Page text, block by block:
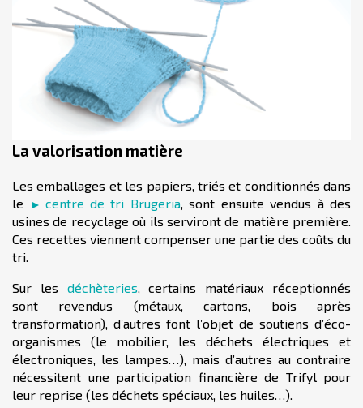
La valorisation matière
Les emballages et les papiers, triés et conditionnés dans
le
centre de tri Brugeria, sont ensuite vendus à des
usines de recyclage où ils serviront de matière première.
Ces recettes viennent compenser une partie des coûts du
tri.
Sur les déchèteries, certains matériaux réceptionnés
sont revendus (métaux, cartons, bois après
transformation), d’autres font l’objet de soutiens d’éco-
organismes (le mobilier, les déchets électriques et
électroniques, les lampes…), mais d’autres au contraire
nécessitent une participation financière de Trifyl pour
leur reprise (les déchets spéciaux, les huiles…).